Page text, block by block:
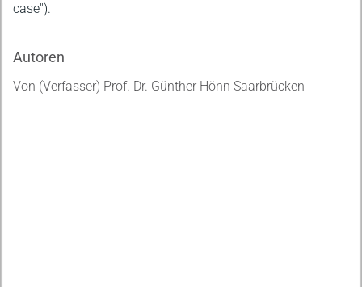
case").
Autoren
Von (Verfasser) Prof. Dr. Günther Hönn Saarbrücken